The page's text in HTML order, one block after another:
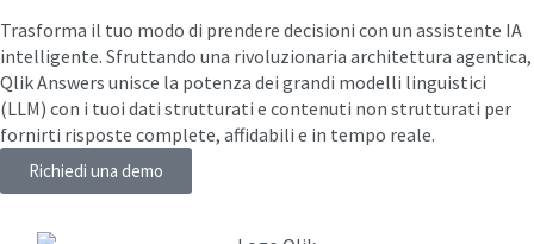
Trasforma il tuo modo di prendere decisioni con un assistente IA
intelligente. Sfruttando una rivoluzionaria architettura agentica,
Qlik Answers unisce la potenza dei grandi modelli linguistici
(LLM) con i tuoi dati strutturati e contenuti non strutturati per
fornirti risposte complete, affidabili e in tempo reale.
Richiedi una demo